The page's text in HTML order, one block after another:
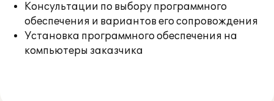
Консультации по выбору программного
обеспечения и вариантов его сопровождения
Установка программного обеспечения на
компьютеры заказчика